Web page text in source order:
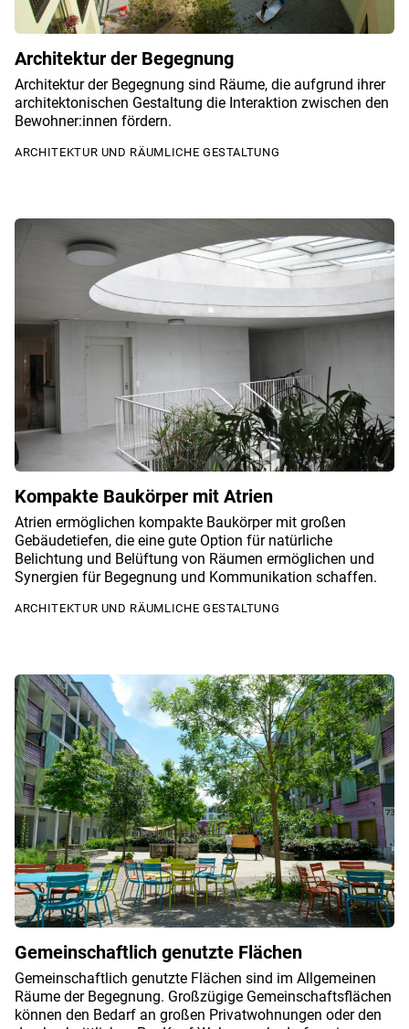
Architektur der Begegnung
Architektur der Begegnung sind Räume, die aufgrund ihrer
architektonischen Gestaltung die Interaktion zwischen den
Bewohner:innen fördern.
ARCHITEKTUR UND RÄUMLICHE GESTALTUNG
Kompakte Baukörper mit Atrien
Atrien ermöglichen kompakte Baukörper mit großen
Gebäudetiefen, die eine gute Option für natürliche
Belichtung und Belüftung von Räumen ermöglichen und
Synergien für Begegnung und Kommunikation schaffen.
ARCHITEKTUR UND RÄUMLICHE GESTALTUNG
Gemeinschaftlich genutzte Flächen
Gemeinschaftlich genutzte Flächen sind im Allgemeinen
Räume der Begegnung. Großzügige Gemeinschaftsflächen
können den Bedarf an großen Privatwohnungen oder den